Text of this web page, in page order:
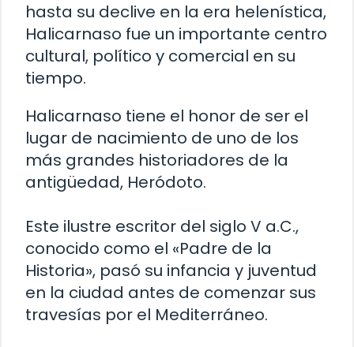
hasta su declive en la era helenística,
Halicarnaso fue un importante centro
cultural, político y comercial en su
tiempo.
Halicarnaso tiene el honor de ser el
lugar de nacimiento de uno de los
más grandes historiadores de la
antigüedad, Heródoto.
Este ilustre escritor del siglo V a.C.,
conocido como el «Padre de la
Historia», pasó su infancia y juventud
en la ciudad antes de comenzar sus
travesías por el Mediterráneo.